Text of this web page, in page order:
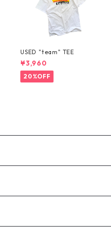
USED "team" TEE
¥3,960
20%OFF